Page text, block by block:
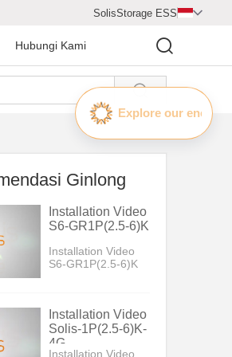
SolisStorage ESS

Hubungi Kami

Ginlong
Installation Video
S6-GR1P(2.5-6)K
Installation Video
S6-GR1P(2.5-6)K
Installation Video
Solis-1P(2.5-6)K-
4G
Installation Video